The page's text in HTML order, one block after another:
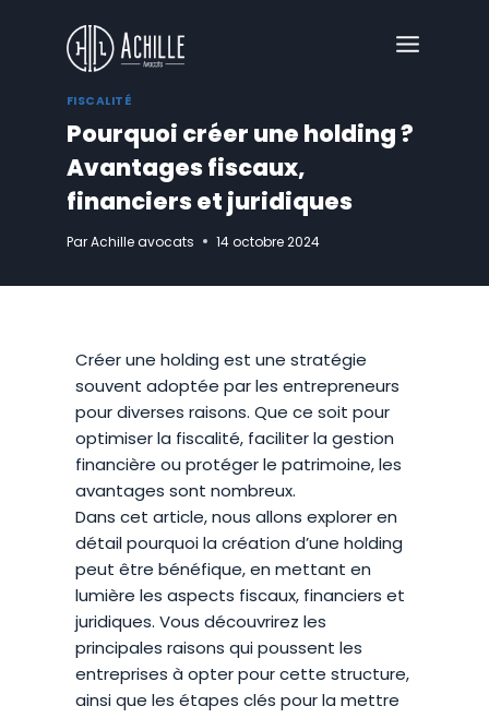
FISCALITÉ
Pourquoi créer une holding ?
Avantages fiscaux,
financiers et juridiques
ParAchille avocats 14 octobre 2024
Créer une holding est une stratégie
souvent adoptée par les entrepreneurs
pour diverses raisons. Que ce soit pour
optimiser la fiscalité, faciliter la gestion
financière ou protéger le patrimoine, les
avantages sont nombreux.
Dans cet article, nous allons explorer en
détail pourquoi la création d’une holding
peut être bénéfique, en mettant en
lumière les aspects fiscaux, financiers et
juridiques. Vous découvrirez les
principales raisons qui poussent les
entreprises à opter pour cette structure,
ainsi que les étapes clés pour la mettre